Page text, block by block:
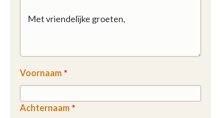
Voornaam
Achternaam